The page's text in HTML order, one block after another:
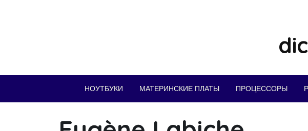
НОУТБУКИ МАТЕРИНСКИЕ ПЛАТЫ ПРОЦЕССОРЫ